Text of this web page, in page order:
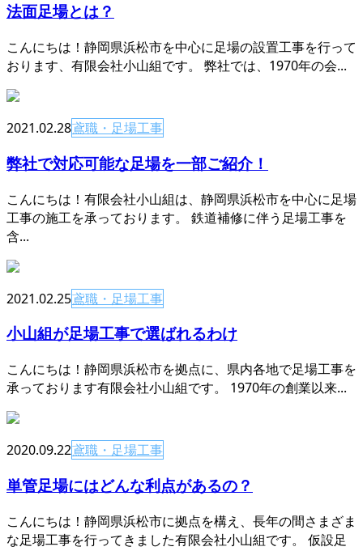
法面足場とは？
こんにちは！静岡県浜松市を中心に足場の設置工事を行って
おります、有限会社小山組です。 弊社では、1970年の会...
2021.02.28鳶職・足場工事
弊社で対応可能な足場を一部ご紹介！
こんにちは！有限会社小山組は、静岡県浜松市を中心に足場
工事の施工を承っております。 鉄道補修に伴う足場工事を
含...
2021.02.25鳶職・足場工事
小山組が足場工事で選ばれるわけ
こんにちは！静岡県浜松市を拠点に、県内各地で足場工事を
承っております有限会社小山組です。 1970年の創業以来...
2020.09.22鳶職・足場工事
単管足場にはどんな利点があるの？
こんにちは！静岡県浜松市に拠点を構え、長年の間さまざま
な足場工事を行ってきました有限会社小山組です。 仮設足